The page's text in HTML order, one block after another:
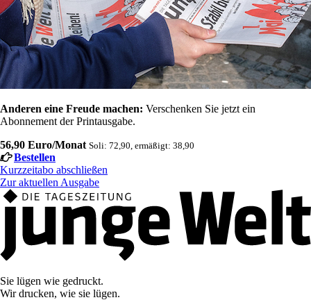
Anderen eine Freude machen: Verschenken Sie jetzt ein
Abonnement der Printausgabe.
56,90 Euro/Monat Soli: 72,90, ermäßigt: 38,90
Bestellen
Kurzzeitabo abschließen
Zur aktuellen Ausgabe
Sie lügen wie gedruckt.
Wir drucken, wie sie lügen.